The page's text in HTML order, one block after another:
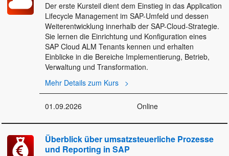
Der erste Kursteil dient dem Einstieg in das Application
Lifecycle Management im SAP-Umfeld und dessen
Weiterentwicklung innerhalb der SAP-Cloud-Strategie.
Sie lernen die Einrichtung und Konfiguration eines
SAP Cloud ALM Tenants kennen und erhalten
Einblicke in die Bereiche Implementierung, Betrieb,
Verwaltung und Transformation.
Mehr Details zum Kurs
01.09.2026 Online
Überblick über umsatzsteuerliche Prozesse
und Reporting in SAP